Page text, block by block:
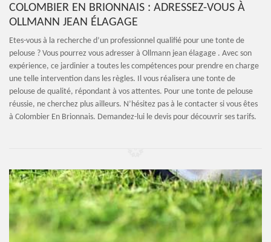
COLOMBIER EN BRIONNAIS : ADRESSEZ-VOUS À
OLLMANN JEAN ÉLAGAGE
Etes-vous à la recherche d’un professionnel qualifié pour une tonte de
pelouse ? Vous pourrez vous adresser à Ollmann jean élagage . Avec son
expérience, ce jardinier a toutes les compétences pour prendre en charge
une telle intervention dans les règles. Il vous réalisera une tonte de
pelouse de qualité, répondant à vos attentes. Pour une tonte de pelouse
réussie, ne cherchez plus ailleurs. N’hésitez pas à le contacter si vous êtes
à Colombier En Brionnais. Demandez-lui le devis pour découvrir ses tarifs.